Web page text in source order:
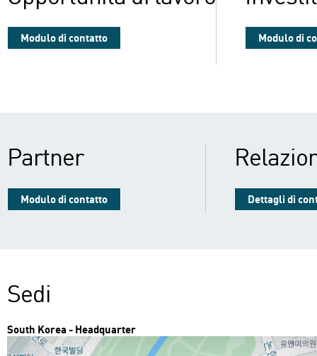
Modulo di contatto Modulo di
Partner
Modulo di contatto Dettagli di
Sedi
South Korea - Headquarter